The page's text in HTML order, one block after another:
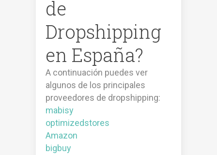
de
Dropshipping
en España?
A continuación puedes ver
algunos de los principales
proveedores de dropshipping:
mabisy
optimizedstores
Amazon
bigbuy